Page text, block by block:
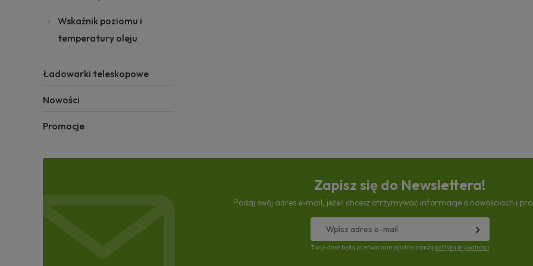
Wskaźnik poziomu i
temperatury oleju
Ładowarki teleskopowe
Nowości
Promocje
Zapisz się do Newslettera!
Podaj swój adres e-mail, jeżeli chcesz otrzymywać informacje o nowościach i
Twoje dane będą przetwarzane zgodnie z naszą polityką prywatności